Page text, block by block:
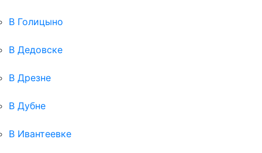
В Голицыно
В Дедовске
В Дрезне
В Дубне
В Ивантеевке